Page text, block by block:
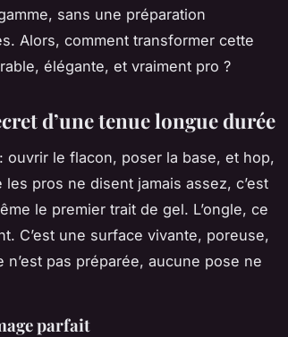
sans une préparation
Alors, comment transformer cette
élégante, et vraiment pro ?
d’une tenue longue durée
ouvrir le flacon, poser la base, et hop,
pros ne disent jamais assez, c’est
le premier trait de gel. L’ongle, ce
C’est une surface vivante, poreuse,
pas préparée, aucune pose ne
parfait